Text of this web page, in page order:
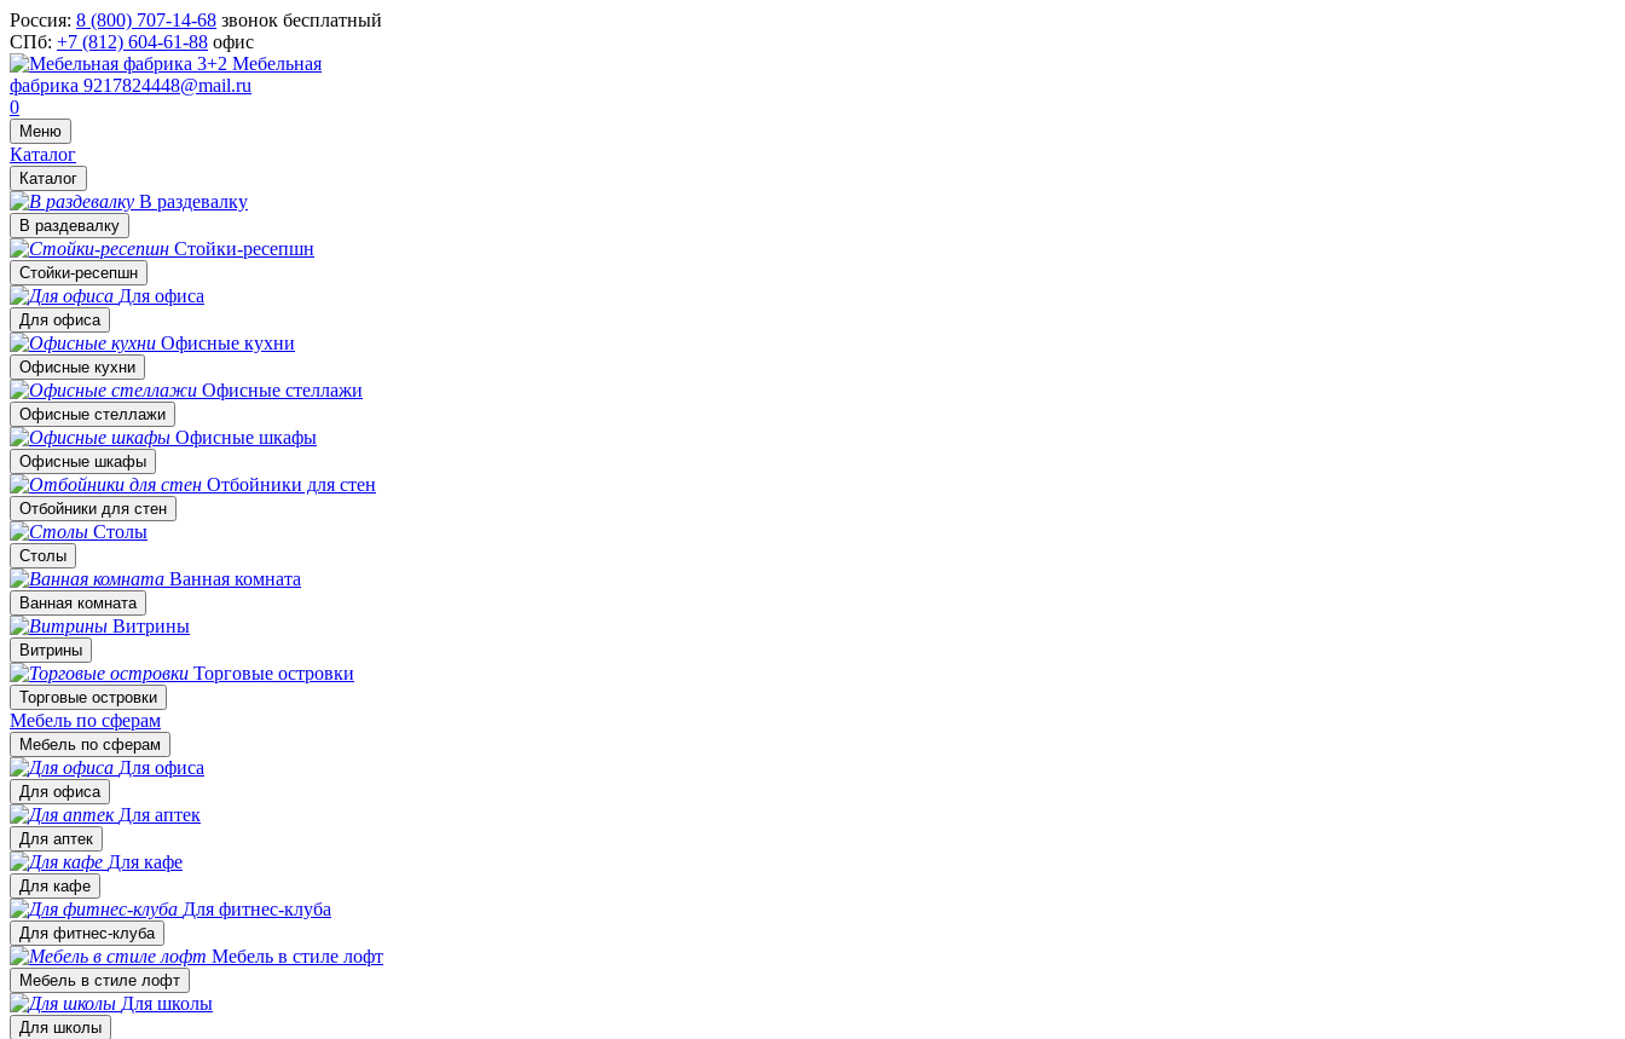
Россия: 8 (800) 707-14-68 звонок бесплатный
СПб: +7 (812) 604-61-88 офис
Мебельная
фабрика 9217824448@mail.ru
0
Меню
Каталог
Каталог
В раздевалку
В раздевалку
Стойки-ресепшн
Стойки-ресепшн
Для офиса
Для офиса
Офисные кухни
Офисные кухни
Офисные стеллажи
Офисные стеллажи
Офисные шкафы
Офисные шкафы
Отбойники для стен
Отбойники для стен
Столы
Столы
Ванная комната
Ванная комната
Витрины
Витрины
Торговые островки
Торговые островки
Мебель по сферам
Мебель по сферам
Для офиса
Для офиса
Для аптек
Для аптек
Для кафе
Для кафе
Для фитнес-клуба
Для фитнес-клуба
Мебель в стиле лофт
Мебель в стиле лофт
Для школы
Для школы